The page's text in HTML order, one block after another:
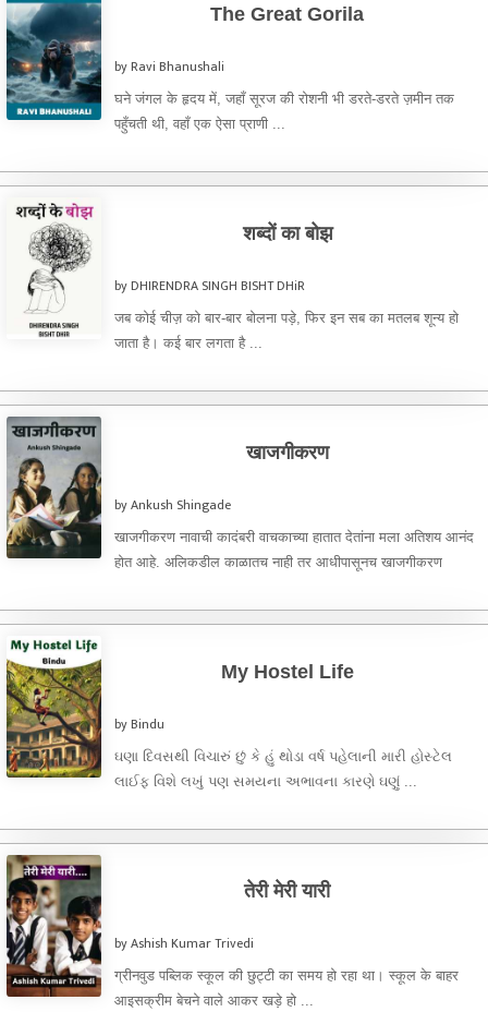
The Great Gorila
by Ravi Bhanushali
घने जंगल के हृदय में, जहाँ सूरज की रोशनी भी डरते-डरते ज़मीन तक
पहुँचती थी, वहाँ एक ऐसा प्राणी ...
शब्दों का बोझ
by DHIRENDRA SINGH BISHT DHiR
जब कोई चीज़ को बार-बार बोलना पड़े, फिर इन सब का मतलब शून्य हो
जाता है। कई बार लगता है ...
खाजगीकरण
by Ankush Shingade
खाजगीकरण नावाची कादंबरी वाचकाच्या हातात देतांना मला अतिशय आनंद
होत आहे. अलिकडील काळातच नाही तर आधीपासूनच खाजगीकरण
My Hostel Life
by Bindu
ઘણા દિવસથી વિચારું છું કે હું થોડા વર્ષ પહેલાની મારી હોસ્ટેલ
લાઈફ વિશે લખું પણ સમયના અભાવના કારણે ઘણું ...
तेरी मेरी यारी
by Ashish Kumar Trivedi
ग्रीनवुड पब्लिक स्कूल की छुट्टी का समय हो रहा था। स्कूल के बाहर
आइसक्रीम बेचने वाले आकर खड़े हो ...